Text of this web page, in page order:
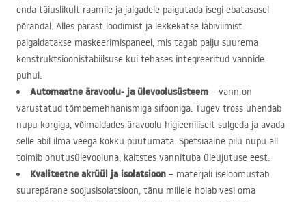
enda täiuslikult raamile ja jalgadele paigutada isegi ebatasasel
põrandal. Alles pärast loodimist ja lekkekatse läbiviimist
paigaldatakse maskeerimispaneel, mis tagab palju suurema
konstruktsioonistabiilsuse kui tehases integreeritud vannide
puhul.
Automaatne äravoolu- ja ülevoolusüsteem – vann on
varustatud tõmbemehhanismiga sifooniga. Tugev tross ühendab
nupu korgiga, võimaldades äravoolu higieeniliselt sulgeda ja avada
selle abil ilma veega kokku puutumata. Spetsiaalne pilu nupu all
toimib ohutusülevooluna, kaitstes vannituba üleujutuse eest.
Kvaliteetne akrüül ja isolatsioon – materjali iseloomustab
suurepärane soojusisolatsioon, tänu millele hoiab vesi oma